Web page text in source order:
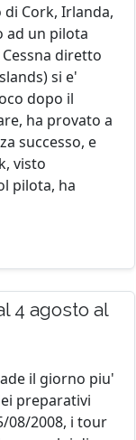
Cork, Irlanda,
ad un pilota
diretto
si e'
dopo il
ha provato a
successo, e
visto
pilota, ha
4 agosto al
il giorno piu'
preparativi
08/2008, i tour